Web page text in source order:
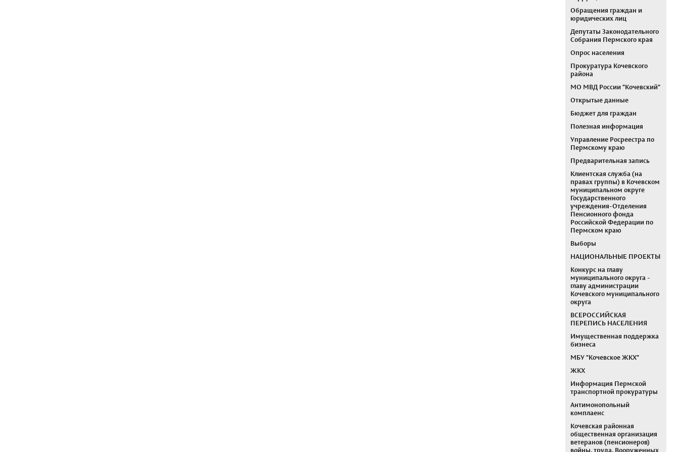
Обращения граждан и
юридических лиц
Депутаты Законодательного
Собрания Пермского края
Опрос населения
Прокуратура Кочевского
района
МО МВД России "Кочевский"
Открытые данные
Бюджет для граждан
Полезная информация
Управление Росреестра по
Пермскому краю
Предварительная запись
Клиентская служба (на
правах группы) в Кочевском
муниципальном округе
Государственного
учреждения-Отделения
Пенсионного фонда
Российской Федерации по
Пермском краю
Выборы
НАЦИОНАЛЬНЫЕ ПРОЕКТЫ
Конкурс на главу
муниципального округа -
главу администрации
Кочевского муниципального
округа
ВСЕРОССИЙСКАЯ
ПЕРЕПИСЬ НАСЕЛЕНИЯ
Имущественная поддержка
бизнеса
МБУ "Кочевское ЖКХ"
ЖКХ
Информация Пермской
транспортной прокуратуры
Антимонопольный
комплаенс
Кочевская районная
общественная организация
ветеранов (пенсионеров)